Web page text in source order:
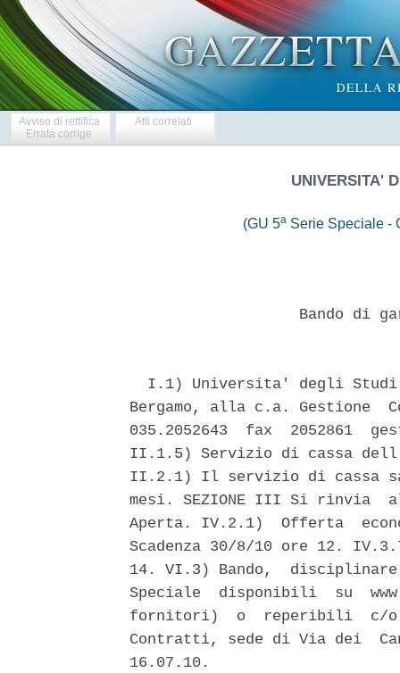
Avviso di rettifica
Errata corrige
Atti correlati
UNIVERSITA'
(GU 5a Serie Speciale -
Bando di
I.1) Universita' degli
Bergamo, alla c.a.
035.2052643  fax  2052861
II.1.5) Servizio di cassa
II.2.1) Il servizio di cassa
mesi. SEZIONE III Si rinvia
Aperta. IV.2.1)  Offerta
Scadenza 30/8/10 ore 12.
14. VI.3) Bando,
Speciale  disponibili  su
fornitori)  o  reperibili  c/o
Contratti, sede di Via dei
16.07.10.